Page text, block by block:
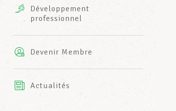
AXA
Développement
professionnel
Devenir Membre
Actualités